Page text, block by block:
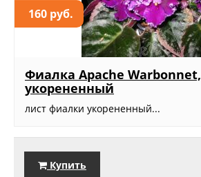
160 руб.
Фиалка Apache Warbonnet,
укорененный
лист фиалки укорененный...
Купить